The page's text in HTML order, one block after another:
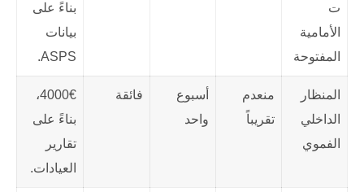
ت
الأمامية
المفتوحة
بناءً على
بيانات
ASPS.
المنظار
الداخلي
الفموي
منعدم
تقريباً
أسبوع
واحد
فائقة
4000€،
بناءً على
تقارير
العيادات.